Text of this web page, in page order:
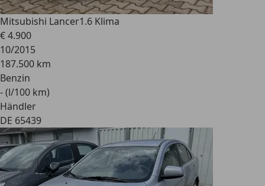
Mitsubishi Lancer1.6 Klima
€ 4.900
10/2015
187.500 km
Benzin
- (l/100 km)
Händler
DE 65439